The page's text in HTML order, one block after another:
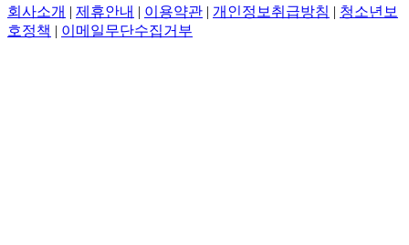
회사소개 | 제휴안내 | 이용약관 | 개인정보취급방침 | 청소년보
호정책 | 이메일무단수집거부